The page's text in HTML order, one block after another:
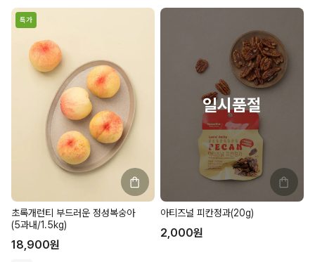
특가
초록개런티 부드러운 정성복숭아
(5과내/1.5kg)
18,900원
아티즈널 피칸정과(20g)
2,000원